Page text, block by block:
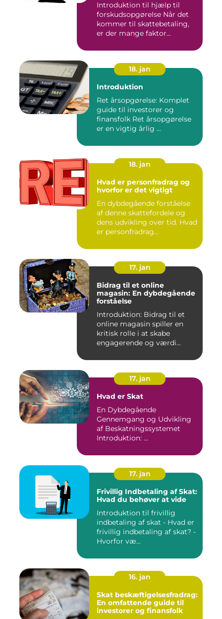
Introduktion til hjælp til
forskudsopgørelse Når det
kommer til skattebetaling,
er der mange faktor...
18. jan
Introduktion
Ret årsopgørelse: Komplet
guide til investorer og
finansfolk Ret årsopgørelse
er en vigtig årlig ...
18. jan
Hvad er personfradrag og
hvorfor er det vigtigt
En dybdegående forståelse
af denne skattefordele og
dens udvikling over tid. Hvad
er personfradrag...
17. jan
Bidrag til et online
magasin: En dybdegående
forståelse
Introduktion: Bidrag til et
online magasin spiller en
kritisk rolle i at skabe
engagerende og værdi...
17. jan
Hvad er Skat
En Dybdegående
Gennemgang og Udvikling
af Beskatningssystemet
Introduktion: ...
17. jan
Frivillig Indbetaling af Skat:
Hvad du behøver at vide
Introduktion til frivillig
indbetaling af skat - Hvad er
frivillig indbetaling af skat? -
Hvorfor væ...
16. jan
Skat beskæftigelsesfradrag:
En omfattende guide til
investorer og finansfolk